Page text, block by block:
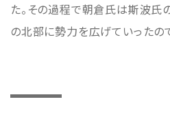
た。その過程で朝倉氏は斯波氏
の北部に勢力を広げていったの